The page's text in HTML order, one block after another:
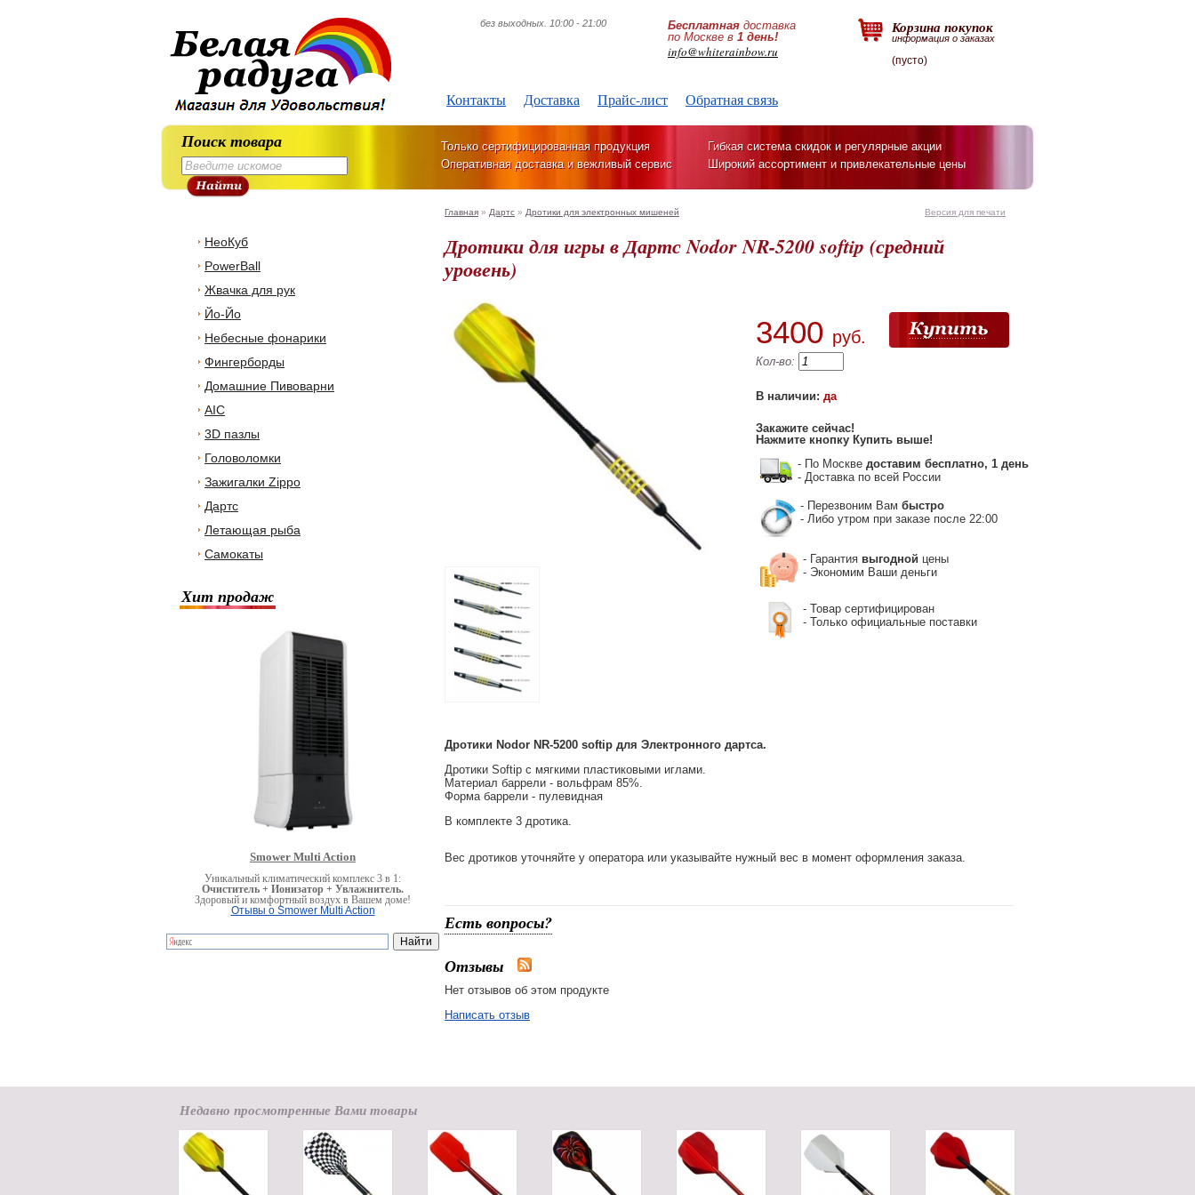
Контакты Доставка Прайс-лист Обратная связь
без выходных. 10:00 - 21:00 Бесплатная доставка
по Москве в 1 день!
info@whiterainbow.ru
Корзина покупок
информация о заказах
(пусто)
Поиск товара Только сертифицированная продукция
Гибкая система скидок и регулярные акции
Оперативная доставка и вежливый сервис
Широкий ассортимент и привлекательные цены
НеоКуб
PowerBall
Жвачка для рук
Йо-Йо
Небесные фонарики
Фингерборды
Домашние Пивоварни
AIC
3D пазлы
Головоломки
Зажигалки Zippo
Дартс
Летающая рыба
Самокаты
Хит продаж
Smower Multi Action
Уникальный климатический комплекс 3 в 1:
Очиститель + Ионизатор + Увлажнитель.
Здоровый и комфортный воздух в Вашем доме!
Отывы о Smower Multi Action
Версия для печати
Главная » Дартс » Дротики для электронных мишеней
Дротики для игры в Дартс Nodor NR-5200 softip (средний
уровень)
3400 руб.
Кол-во:
В наличии: да
Закажите сейчас!
Нажмите кнопку Купить выше!
- По Москве доставим бесплатно, 1 день
- Доставка по всей России
- Перезвоним Вам быстро
- Либо утром при заказе после 22:00
- Гарантия выгодной цены
- Экономим Ваши деньги
- Товар сертифицирован
- Только официальные поставки
Дротики Nodor NR-5200 softip для Электронного дартса.
Дротики Softip с мягкими пластиковыми иглами.
Материал баррели - вольфрам 85%.
Форма баррели - пулевидная
В комплекте 3 дротика.
Вес дротиков уточняйте у оператора или указывайте нужный вес в момент оформления заказа.
Есть вопросы?
Отзывы
Нет отзывов об этом продукте
Написать отзыв
Недавно просмотренные Вами товары